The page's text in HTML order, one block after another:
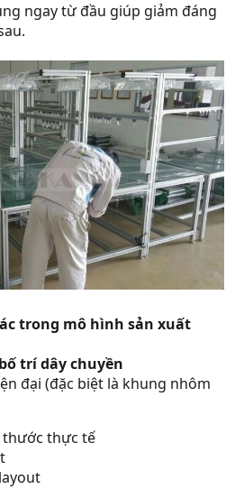
ngay từ đầu giúp giảm đáng
trong mô hình sản xuất
trí dây chuyền
đại (đặc biệt là khung nhôm
thước thực tế